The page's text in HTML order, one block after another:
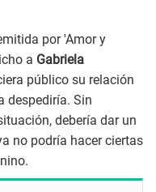
por 'Amor y
a Gabriela
público su relación
despediría. Sin
debería dar un
no podría hacer ciertas